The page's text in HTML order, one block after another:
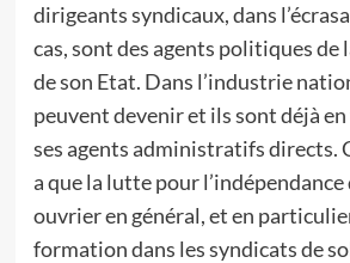
dirigeants syndicaux, dans
cas, sont des agents politiques de
de son Etat. Dans l’industrie
peuvent devenir et ils sont déjà
ses agents administratifs directs.
a que la lutte pour
ouvrier en général, et en
formation dans les syndicats de